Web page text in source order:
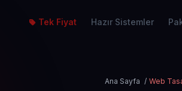
Tek Fiyat Hazır Sistemler
Ana Sayfa / Web